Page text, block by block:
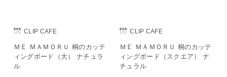
CLIP CAFE
ＭＥ ＭＡＭＯＲＵ 桐のカッテ
ィングボード（大） ナチュラ
ル
CLIP CAFE
ＭＥ ＭＡＭＯＲＵ 桐のカッテ
ィングボード（スクエア） ナ
チュラル